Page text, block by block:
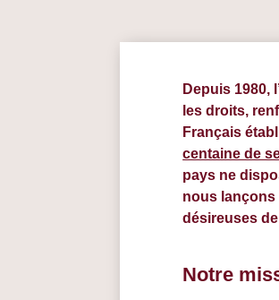
Depuis 1980,
les droits,
Français
centaine de
pays ne
nous lançons
désireuses
Notre